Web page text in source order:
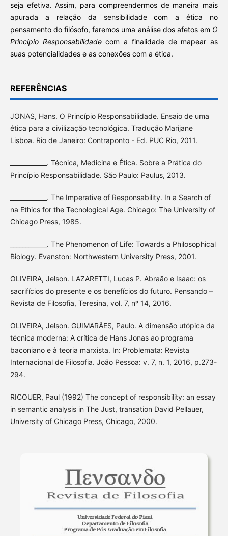
seja efetiva. Assim, para compreendermos de maneira mais
apurada a relação da sensibilidade com a ética no
pensamento do filósofo, faremos uma análise dos afetos em O
Princípio Responsabilidadecom a finalidade de mapear as
suas potencialidades e as conexões com a ética.
REFERÊNCIAS
JONAS, Hans. O Princípio Responsabilidade. Ensaio de uma
ética para a civilização tecnológica. Tradução Marijane
Lisboa. Rio de Janeiro: Contraponto - Ed. PUC Rio, 2011.
____________. Técnica, Medicina e Ética. Sobre a Prática do
Princípio Responsabilidade. São Paulo: Paulus, 2013.
____________. The Imperative of Responsability. In a Search of
na Ethics for the Tecnological Age. Chicago: The University of
Chicago Press, 1985.
____________. The Phenomenon of Life: Towards a Philosophical
Biology. Evanston: Northwestern University Press, 2001.
OLIVEIRA, Jelson. LAZARETTI, Lucas P. Abraão e Isaac: os
sacrifícios do presente e os benefícios do futuro. Pensando –
Revista de Filosofia, Teresina, vol. 7, nº 14, 2016.
OLIVEIRA, Jelson. GUIMARÃES, Paulo. A dimensão utópica da
técnica moderna: A crítica de Hans Jonas ao programa
baconiano e à teoria marxista. In: Problemata: Revista
Internacional de Filosofia. João Pessoa: v. 7, n. 1, 2016, p.273-
294.
RICOUER, Paul (1992) The concept of responsibility: an essay
in semantic analysis in The Just, transation David Pellauer,
University of Chicago Press, Chicago, 2000.